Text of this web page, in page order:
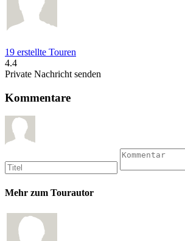
19 erstellte Touren
4.4
Private Nachricht senden
Kommentare
Mehr zum Tourautor